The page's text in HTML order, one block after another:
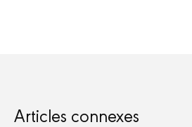
Articles connexes